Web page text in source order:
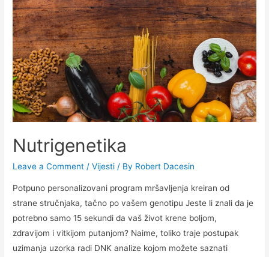
Nutrigenetika
Leave a Comment /Vijesti / By Robert Dacesin
Potpuno personalizovani program mršavljenja kreiran od
strane stručnjaka, tačno po vašem genotipu Jeste li znali da je
potrebno samo 15 sekundi da vaš život krene boljom,
zdravijom i vitkijom putanjom? Naime, toliko traje postupak
uzimanja uzorka radi DNK analize kojom možete saznati